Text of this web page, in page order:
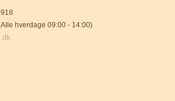
hverdage 09:00 - 14:00)